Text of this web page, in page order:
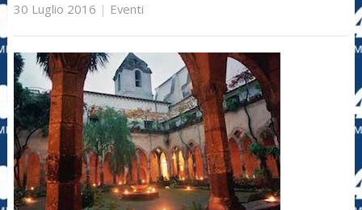
30 Luglio 2016 | Eventi